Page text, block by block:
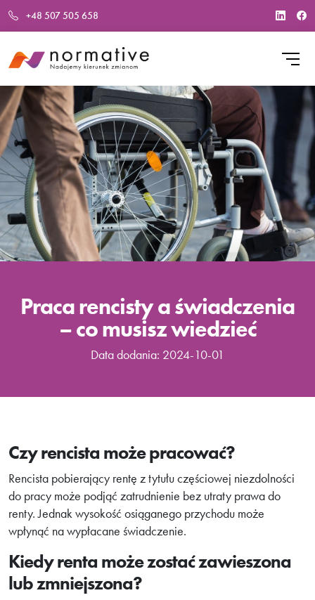
+48 507 505 658
Praca rencisty a świadczenia
– co musisz wiedzieć
Data dodania: 2024-10-01
Czy rencista może pracować?
Rencista pobierający rentę z tytułu częściowej niezdolności
do pracy może podjąć zatrudnienie bez utraty prawa do
renty. Jednak wysokość osiąganego przychodu może
wpłynąć na wypłacane świadczenie.
Kiedy renta może zostać zawieszona
lub zmniejszona?